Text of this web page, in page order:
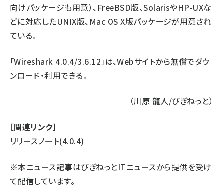
向けパッケージも用意）、FreeBSD版、SolarisやHP-UXな
どに対応したUNIX版、Mac OS X版パッケージが用意され
ている。
「Wireshark 4.0.4/3.6.12」は、Webサイトから無償でダウ
ンロード・利用できる。
（川原 龍人/びぎねっと）
［関連リンク］
リリースノート(4.0.4)
※本ニュース記事はびぎねっとITニュースから提供を受け
て配信しています。